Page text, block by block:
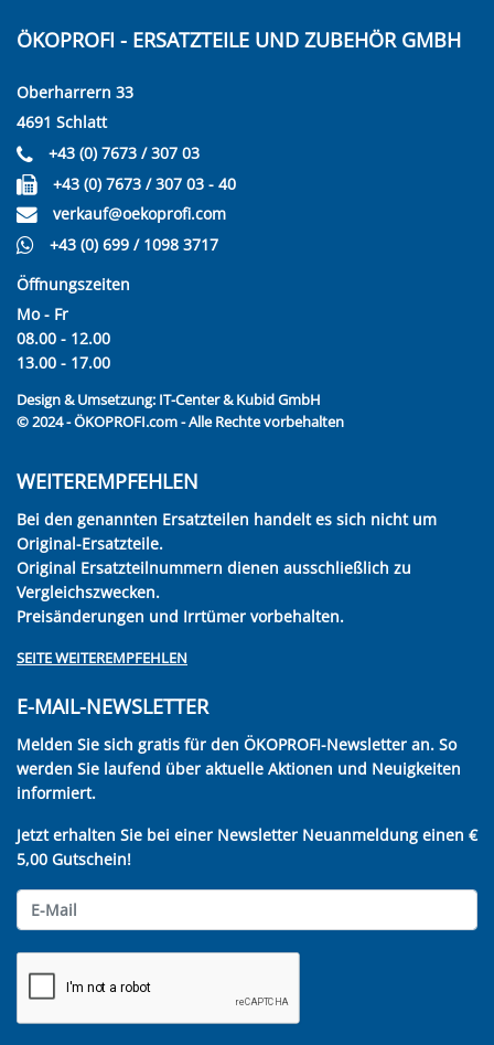
ÖKOPROFI - ERSATZTEILE UND ZUBEHÖR GMBH
Oberharrern 33
4691 Schlatt
+43 (0) 7673 / 307 03
+43 (0) 7673 / 307 03 - 40
verkauf@oekoprofi.com
+43 (0) 699 / 1098 3717
Öffnungszeiten
Mo - Fr
08.00 - 12.00
13.00 - 17.00
Design & Umsetzung: IT-Center & Kubid GmbH
© 2024 - ÖKOPROFI.com - Alle Rechte vorbehalten
WEITEREMPFEHLEN
Bei den genannten Ersatzteilen handelt es sich nicht um
Original-Ersatzteile.
Original Ersatzteilnummern dienen ausschließlich zu
Vergleichszwecken.
Preisänderungen und Irrtümer vorbehalten.
SEITE WEITEREMPFEHLEN
E-MAIL-NEWSLETTER
Melden Sie sich gratis für den ÖKOPROFI-Newsletter an. So
werden Sie laufend über aktuelle Aktionen und Neuigkeiten
informiert.
Jetzt erhalten Sie bei einer Newsletter Neuanmeldung einen €
5,00 Gutschein!